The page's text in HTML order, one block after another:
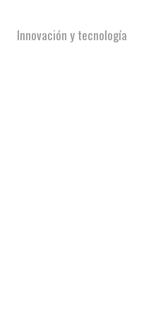
Innovación y tecnología